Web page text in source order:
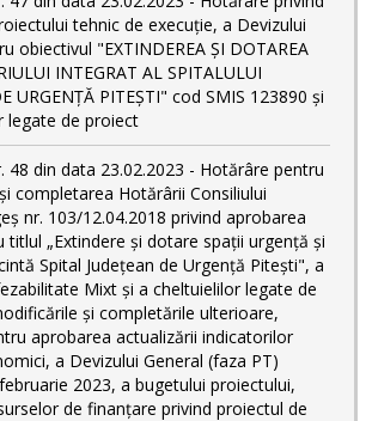
tehnic de execuţie, a Devizului
obiectivul "EXTINDEREA ȘI DOTAREA
INTEGRAT AL SPITALULUI
URGENȚĂ PITEȘTI" cod SMIS 123890 și
legate de proiect
48 din data 23.02.2023 - Hotărâre pentru
completarea Hotărârii Consiliului
nr. 103/12.04.2018 privind aprobarea
titlul „Extindere și dotare spații urgență și
Spital Județean de Urgență Pitești", a
Mixt și a cheltuielilor legate de
și completările ulterioare,
aprobarea actualizării indicatorilor
a Devizului General (faza PT)
2023, a bugetului proiectului,
de finanțare privind proiectul de